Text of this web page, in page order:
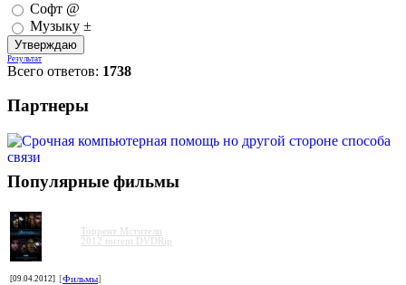
Софт @
Музыку ±
Результат
Всего ответов: 1738
Партнеры
Популярные фильмы
Торрент Мстители
2012 torrent DVDRip
[09.04.2012] [Фильмы]